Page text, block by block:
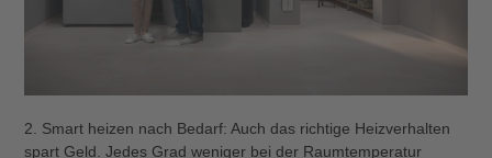
2. Smart heizen nach Bedarf: Auch das richtige Heizverhalten
spart Geld. Jedes Grad weniger bei der Raumtemperatur